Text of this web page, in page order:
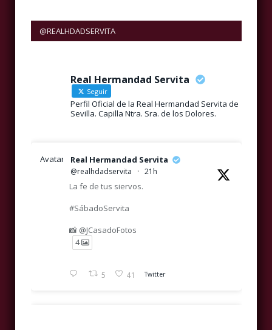
@REALHDADSERVITA
Real Hermandad Servita
Seguir
Perfil Oficial de la Real Hermandad Servita de
Sevilla. Capilla Ntra. Sra. de los Dolores.
Avatar Real Hermandad Servita
@realhdadservita · 21h
La fe de tus siervos.
#SábadoServita
📸 @JCasadoFotos
4
5 41 Twitter